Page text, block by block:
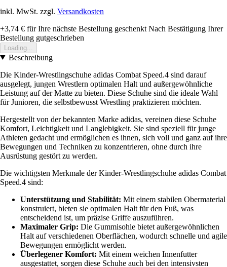
inkl. MwSt. zzgl. Versandkosten
+3,74 € für Ihre nächste Bestellung geschenkt Nach Bestätigung Ihrer
Bestellung gutgeschrieben
Loading...
Beschreibung
Die Kinder-Wrestlingschuhe adidas Combat Speed.4 sind darauf
ausgelegt, jungen Wrestlern optimalen Halt und außergewöhnliche
Leistung auf der Matte zu bieten. Diese Schuhe sind die ideale Wahl
für Junioren, die selbstbewusst Wrestling praktizieren möchten.
Hergestellt von der bekannten Marke adidas, vereinen diese Schuhe
Komfort, Leichtigkeit und Langlebigkeit. Sie sind speziell für junge
Athleten gedacht und ermöglichen es ihnen, sich voll und ganz auf ihre
Bewegungen und Techniken zu konzentrieren, ohne durch ihre
Ausrüstung gestört zu werden.
Die wichtigsten Merkmale der Kinder-Wrestlingschuhe adidas Combat
Speed.4 sind:
Unterstützung und Stabilität: Mit einem stabilen Obermaterial
konstruiert, bieten sie optimalen Halt für den Fuß, was
entscheidend ist, um präzise Griffe auszuführen.
Maximaler Grip: Die Gummisohle bietet außergewöhnlichen
Halt auf verschiedenen Oberflächen, wodurch schnelle und agile
Bewegungen ermöglicht werden.
Überlegener Komfort: Mit einem weichen Innenfutter
ausgestattet, sorgen diese Schuhe auch bei den intensivsten